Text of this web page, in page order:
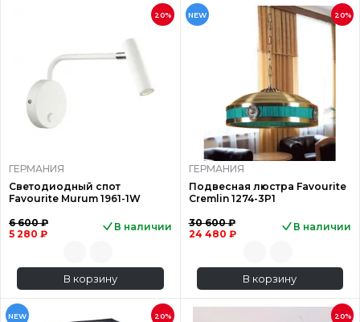
20%
ГЕРМАНИЯ
Светодиодный спот
Favourite Murum 1961-1W
6 600 ₽
5 280 ₽
В наличии
В корзину
NEW 20%
ГЕРМАНИЯ
Подвесная люстра Favourite
Cremlin 1274-3P1
30 600 ₽
24 480 ₽
В наличии
В корзину
NEW 20% 20%